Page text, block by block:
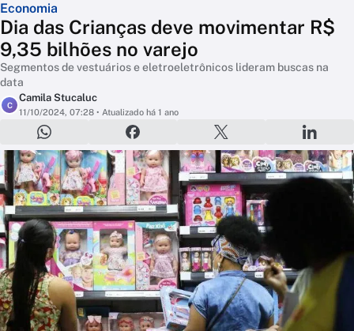
Economia
Dia das Crianças deve movimentar R$
9,35 bilhões no varejo
Segmentos de vestuários e eletroeletrônicos lideram buscas na
data
C
Camila Stucaluc
11/10/2024, 07:28 • Atualizado há 1 ano